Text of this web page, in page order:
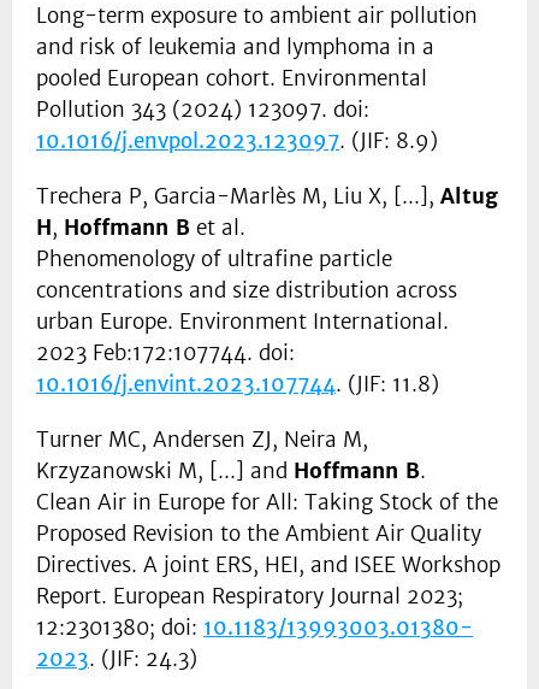
Long-term exposure to ambient air pollution
and risk of leukemia and lymphoma in a
pooled European cohort. Environmental
Pollution 343 (2024) 123097. doi:
10.1016/j.envpol.2023.123097. (JIF: 8.9)
Trechera P, Garcia-Marlès M, Liu X, [...], Altug
H, Hoffmann B et al.
Phenomenology of ultrafine particle
concentrations and size distribution across
urban Europe. Environment International.
2023 Feb:172:107744. doi:
10.1016/j.envint.2023.107744. (JIF: 11.8)
Turner MC, Andersen ZJ, Neira M,
Krzyzanowski M, [...] and Hoffmann B.
Clean Air in Europe for All: Taking Stock of the
Proposed Revision to the Ambient Air Quality
Directives. A joint ERS, HEI, and ISEE Workshop
Report. European Respiratory Journal 2023;
12:2301380; doi: 10.1183/13993003.01380-
2023. (JIF: 24.3)